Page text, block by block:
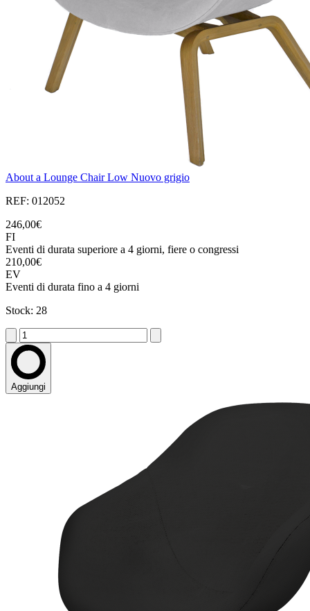
About a Lounge Chair Low Nuovo grigio
REF: 012052
246,00€
FI
Eventi di durata superiore a 4 giorni, fiere o congressi
210,00€
EV
Eventi di durata fino a 4 giorni
Stock: 28
Aggiungi